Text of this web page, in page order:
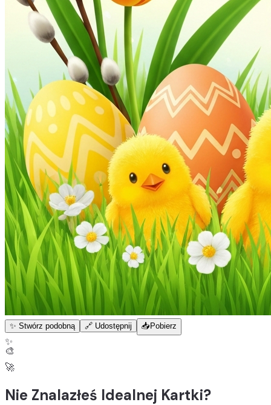
✨ Stwórz podobną 🔗 Udostępnij 📥 Pobierz
✨
🎨
🚀
Nie Znalazłeś Idealnej Kartki?